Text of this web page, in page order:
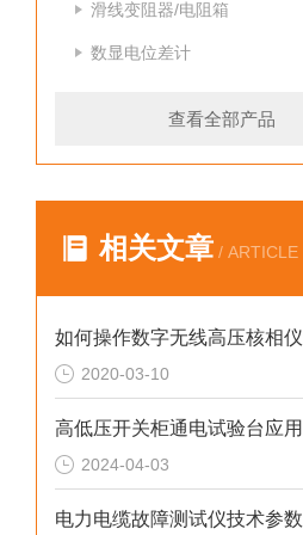
滑线变阻器/电阻箱
数显电位差计
查看全部产品
相关文章 / ARTICLE
如何操作数字无线高压核相仪
2020-03-10
高低压开关柜通电试验台应用
2024-04-03
电力电缆故障测试仪技术参数